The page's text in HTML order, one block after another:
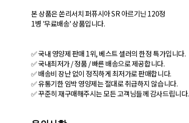
본 상품은 쏜리서치 퍼퓨시아 SR 아르기닌 120정
1병 '무료배송' 상품입니다.
✅ 국내 영양제 판매 1위, 베스트 셀러의 한정 특가입니다.
✅ 국내최저가 / 정품 / 빠른 배송으로 제공합니다.
✅ 배송비 장난 없이 정직하게 최저가로 판매합니다.
✅ 유통기한 임박 영양제는 절대로 취급하지 않습니다.
✅ 꾸준히 재구매해주시는 모든 고객님들께 감사드립니다.